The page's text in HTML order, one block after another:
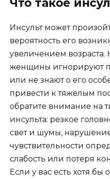
Что такое
Инсульт может
вероятность его
увеличением
женщины игнорируют
или не знают о его
привести к тяжелым
обратите внимание на
инсульта: резкое
свет и шумы,
чувствительности
слабость или потеря
Если у вас есть хотя